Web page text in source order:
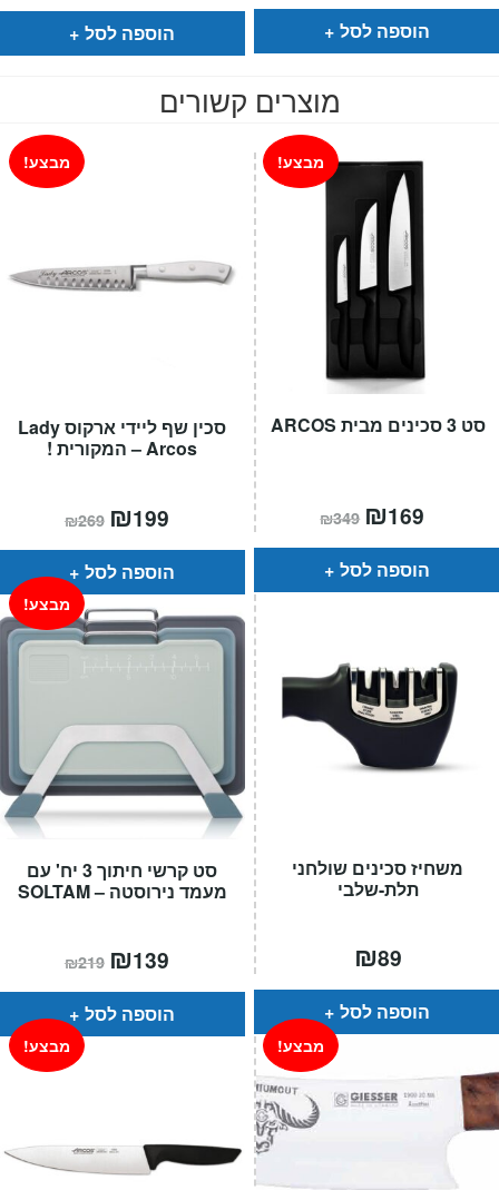
הוספה לסל הוספה לסל
מוצרים קשורים
סכין שף ליידי ארקוס Lady
Arcos – המקורית !
מבצע!
₪269 המחיר
המקורי
היה:
₪269.
₪199
הוא:
הוספה לסל
סט 3 סכינים מבית ARCOS
מבצע!
₪349 המחיר
המקורי
היה:
₪349.
₪169
הוא:
הוספה לסל
סט קרשי חיתוך 3 יח' עם
מעמד נירוסטה – SOLTAM
מבצע!
₪219 המחיר
המקורי
היה:
₪219.
₪139
הוא:
הוספה לסל
משחיז סכינים שולחני
תלת-שלבי
₪89
הוספה לסל
מבצע! מבצע!